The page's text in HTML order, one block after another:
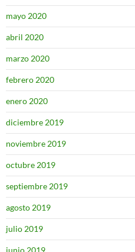
mayo 2020
abril 2020
marzo 2020
febrero 2020
enero 2020
diciembre 2019
noviembre 2019
octubre 2019
septiembre 2019
agosto 2019
julio 2019
junio 2019